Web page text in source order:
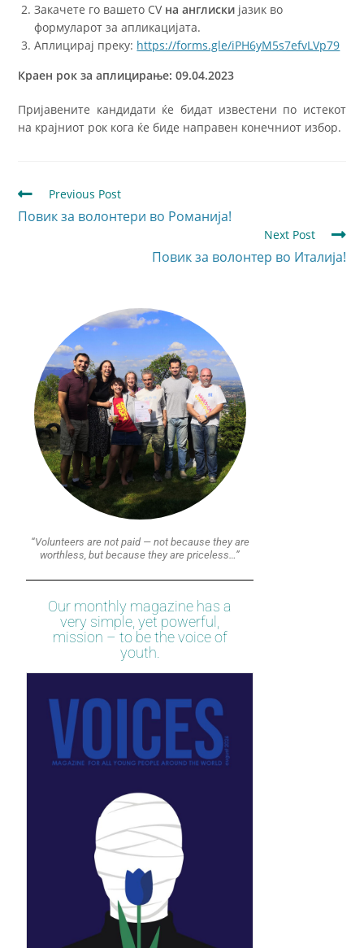
Закачете го вашето CV на англиски јазик во
формуларот за апликацијата.
Аплицирај преку: https://forms.gle/iPH6yM5s7efvLVp79
Краен рок за аплицирање: 09.04.2023
Пријавените кандидати ќе бидат известени по истекот
на крајниот рок кога ќе биде направен конечниот избор.
Previous Post
Повик за волонтери во Романија!
Next Post
Повик за волонтер во Италија!
“Volunteers are not paid — not because they are
worthless, but because they are priceless…”
Our monthly magazine has a
very simple, yet powerful,
mission – to be the voice of
youth.